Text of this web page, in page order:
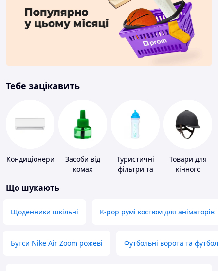
Тебе зацікавить
Кондиціонери
Засоби від
комах
Туристичні
фільтри та
Товари для
кінного
Що шукають
Щоденники шкільні K-pop румі костюм для аніматорів
Бутси Nike Air Zoom рожеві Футбольні ворота та